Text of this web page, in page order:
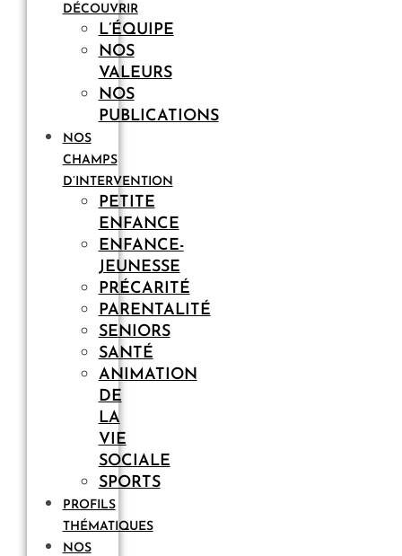
DÉCOUVRIR
L’ÉQUIPE
NOS
VALEURS
NOS
PUBLICATIONS
NOS
CHAMPS
D’INTERVENTION
PETITE
ENFANCE
ENFANCE-
JEUNESSE
PRÉCARITÉ
PARENTALITÉ
SENIORS
SANTÉ
ANIMATION
DE
LA
VIE
SOCIALE
SPORTS
PROFILS
THÉMATIQUES
NOS